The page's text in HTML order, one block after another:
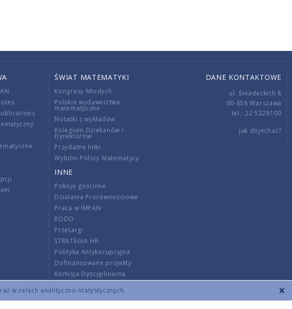
w celach analityczno-statystycznych.
ŚWIAT MATEMATYKI
Kongresy Młodych
Polskie wydawnictwa
matematyczne
Notatki z wykładów
Kolegium Dziekanów i
Dyrektorów
Przydatne linki
Wybitni Polscy Matematycy
INNE
Pokoje gościnne
Działania Prorównościowe
Praca w IMPAN
RODO
Przetargi
STRATEGIA HR
Polityka Antykorupcyjna
Dofinansowane projekty
Komisja Dyscyplinarna
Wnoszenie opłat
DANE KONTAKTOWE
ul. Śniadeckich 8
00-656 Warszawa
tel.: 22 5228100
Jak dojechać?